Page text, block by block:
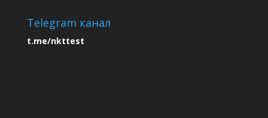
Telegram канал
t.me/nkttest